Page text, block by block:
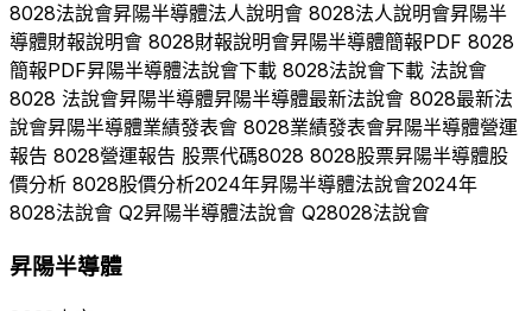
8028法說會昇陽半導體法人說明會 8028法人說明會昇陽半
導體財報說明會 8028財報說明會昇陽半導體簡報PDF 8028
簡報PDF昇陽半導體法說會下載 8028法說會下載 法說會
8028 法說會昇陽半導體昇陽半導體最新法說會 8028最新法
說會昇陽半導體業績發表會 8028業績發表會昇陽半導體營運
報告 8028營運報告 股票代碼8028 8028股票昇陽半導體股
價分析 8028股價分析2024年昇陽半導體法說會2024年
8028法說會 Q2昇陽半導體法說會 Q28028法說會
昇陽半導體